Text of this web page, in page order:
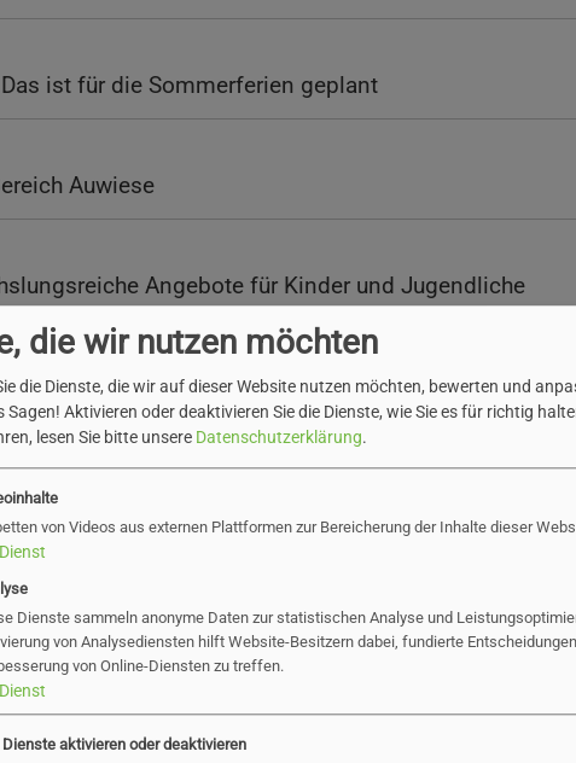
ist für die Sommerferien geplant
Auwiese
Angebote für Kinder und Jugendliche
feiert Jubiläum mit XXL-Sportprogramm
Unternehmen öffnen am 4. Juni ihre Türen
E-Scooter-Anbieter in Pinneberg
die wir nutzen möchten
die Dienste, die wir auf dieser Website nutzen möchten, bewerten und
Sagen! Aktivieren oder deaktivieren Sie die Dienste, wie Sie es für richtig
lesen Sie bitte unsere Datenschutzerklärung.
von Videos aus externen Plattformen zur Bereicherung der Inhalte dieser
Dienst
Dienste sammeln anonyme Daten zur statistischen Analyse und
von Analysediensten hilft Website-Besitzern dabei, fundierte
von Online-Diensten zu treffen.
Dienst
Dienste aktivieren oder deaktivieren